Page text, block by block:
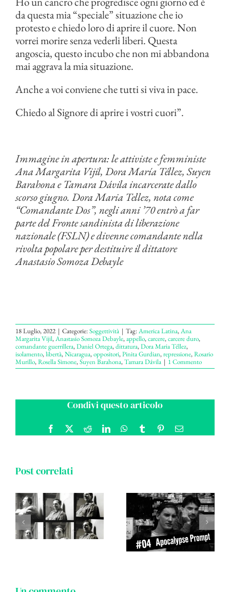
da questa mia “speciale” situazione che io
protesto e chiedo loro di aprire il cuore. Non
vorrei morire senza vederli liberi. Questa
angoscia, questo incubo che non mi abbandona
mai aggrava la mia situazione.
Anche a voi conviene che tutti si viva in pace.
Chiedo al Signore di aprire i vostri cuori”.
Immagine in apertura: le attiviste e femministe
Ana Margarita Vijil, Dora María Téllez, Suyen
Barahona e Tamara Dávila incarcerate dallo
scorso giugno. Dora Maria Tellez, nota come
“Comandante Dos”, negli anni ’70 entrò a far
parte del Fronte sandinista di liberazione
nazionale (FSLN) e divenne comandante nella
rivolta popolare per destituire il dittatore
Anastasio Somoza Debayle
18 Luglio, 2022 | Categorie:Soggettività | Tag:America Latina,Ana
Margarita Vijil,Anastasio Somoza Debayle,appello,carcere,carcere duro,
comandante guerrillera,Daniel Ortega,dittatura,Dora Maria Téllez,
isolamento,libertà,Nicaragua,oppositori,Pinita Gurdian,repressione,Rosario
Murillo,Rosella Simone,Suyen Barahona,Tamara Dávila | 1 Commento
Condivi questo articolo
Facebook RedditLinkedInWhatsApp
Tumblr PinterestEmail
Post correlati